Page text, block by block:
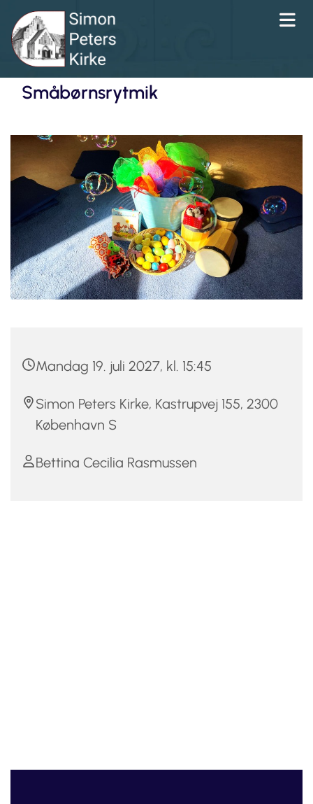
Småbørnsrytmik
Mandag 19. juli 2027, kl. 15:45
Simon Peters Kirke, Kastrupvej 155, 2300
København S
Bettina Cecilia Rasmussen